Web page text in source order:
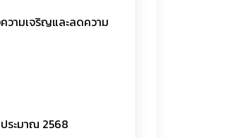
วามเจริญและลดความ
ระมาณ 2568